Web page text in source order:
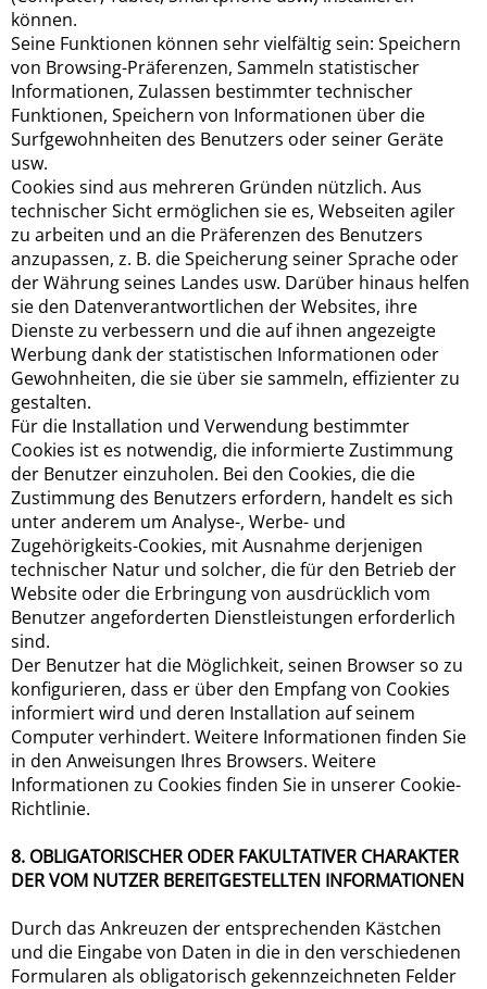
können.
Seine Funktionen können sehr vielfältig sein: Speichern
von Browsing-Präferenzen, Sammeln statistischer
Informationen, Zulassen bestimmter technischer
Funktionen, Speichern von Informationen über die
Surfgewohnheiten des Benutzers oder seiner Geräte
usw.
Cookies sind aus mehreren Gründen nützlich. Aus
technischer Sicht ermöglichen sie es, Webseiten agiler
zu arbeiten und an die Präferenzen des Benutzers
anzupassen, z. B. die Speicherung seiner Sprache oder
der Währung seines Landes usw. Darüber hinaus helfen
sie den Datenverantwortlichen der Websites, ihre
Dienste zu verbessern und die auf ihnen angezeigte
Werbung dank der statistischen Informationen oder
Gewohnheiten, die sie über sie sammeln, effizienter zu
gestalten.
Für die Installation und Verwendung bestimmter
Cookies ist es notwendig, die informierte Zustimmung
der Benutzer einzuholen. Bei den Cookies, die die
Zustimmung des Benutzers erfordern, handelt es sich
unter anderem um Analyse-, Werbe- und
Zugehörigkeits-Cookies, mit Ausnahme derjenigen
technischer Natur und solcher, die für den Betrieb der
Website oder die Erbringung von ausdrücklich vom
Benutzer angeforderten Dienstleistungen erforderlich
sind.
Der Benutzer hat die Möglichkeit, seinen Browser so zu
konfigurieren, dass er über den Empfang von Cookies
informiert wird und deren Installation auf seinem
Computer verhindert. Weitere Informationen finden Sie
in den Anweisungen Ihres Browsers. Weitere
Informationen zu Cookies finden Sie in unserer Cookie-
Richtlinie.
8. OBLIGATORISCHER ODER FAKULTATIVER CHARAKTER
DER VOM NUTZER BEREITGESTELLTEN INFORMATIONEN
Durch das Ankreuzen der entsprechenden Kästchen
und die Eingabe von Daten in die in den verschiedenen
Formularen als obligatorisch gekennzeichneten Felder